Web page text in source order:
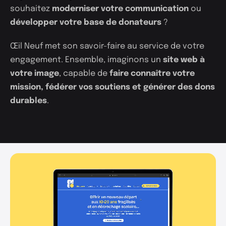
souhaitez moderniser votre communicationou
développer votre base de donateurs?
Œil Neuf met son savoir-faire au service de votre
engagement. Ensemble, imaginons un site web à
votre image, capable de faire connaître votre
mission, fédérer vos soutiens et générer des dons
durables.